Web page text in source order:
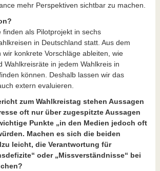
mehr Perspektiven sichtbar zu machen.
finden als Pilotprojekt in sechs
in Deutschland statt. Aus dem
wir konkrete Vorschläge ableiten, wie
Wahlkreisräte in jedem Wahlkreis in
können. Deshalb lassen wir das
extern evaluieren.
zum Wahlkreistag stehen Aussagen
oft nur über zugespitzte Aussagen
Punkte „in den Medien jedoch oft
Machen es sich die beiden
leicht, die Verantwortung für
oder „Missverständnisse“ bei